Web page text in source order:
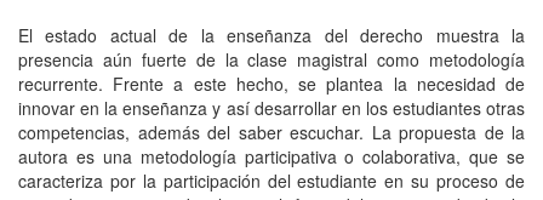
El estado actual de la enseñanza del derecho muestra la
presencia aún fuerte de la clase magistral como metodología
recurrente. Frente a este hecho, se plantea la necesidad de
innovar en la enseñanza y así desarrollar en los estudiantes otras
competencias, además del saber escuchar. La propuesta de la
autora es una metodología participativa o colaborativa, que se
caracteriza por la participación del estudiante en su proceso de